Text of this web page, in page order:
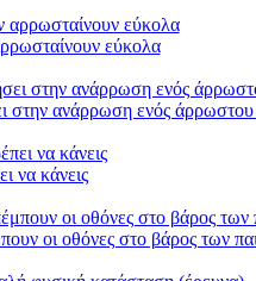
εύκολα
στην ανάρρωση ενός άρρωστου
να κάνεις
οι οθόνες στο βάρος των